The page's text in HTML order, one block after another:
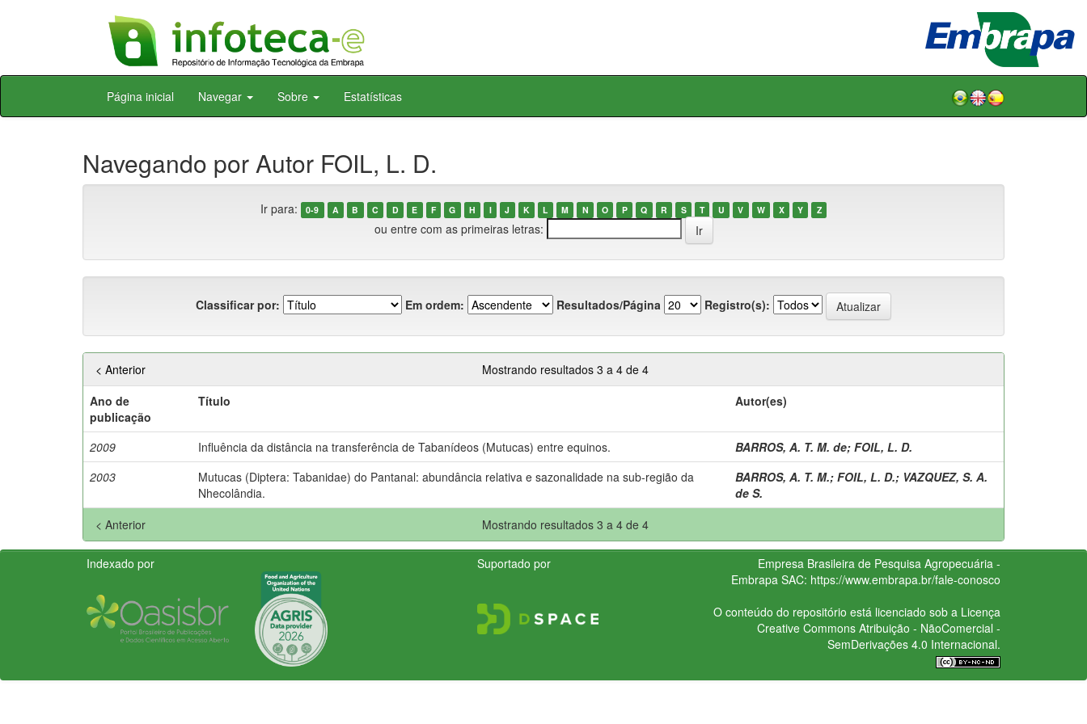
Skip
Página inicial Navegar Sobre Estatísticas
Navegando por Autor FOIL, L. D.
Ir para: 0-9 A B C D E F G H I J K L M N O P Q R S T U V W X Y Z
ou entre com as primeiras letras:
Classificar por: Em ordem: Resultados/Página Registro(s):
Mostrando resultados 3 a 4 de 4
< Anterior
Ano de
publicação
Título Autor(es)
2009 Influência da distância na transferência de Tabanídeos (Mutucas) entre equinos. BARROS, A. T. M. de; FOIL, L. D.
2003
Mutucas (Diptera: Tabanidae) do Pantanal: abundância relativa e sazonalidade na sub-região da
Nhecolândia.
BARROS, A. T. M.; FOIL, L. D.; VAZQUEZ, S. A.
de S.
Mostrando resultados 3 a 4 de 4
< Anterior
Indexado por Suportado por
Empresa Brasileira de Pesquisa Agropecuária -
Embrapa SAC: https://www.embrapa.br/fale-conosco
O conteúdo do repositório está licenciado sob a Licença
Creative CommonsAtribuição - NãoComercial -
SemDerivações 4.0 Internacional.